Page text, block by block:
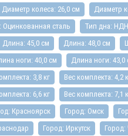
Диаметр колеса: 26,0 см Диаметр
Оцинкованная сталь Тип дна:
Длина: 45,0 см Длина: 48,0 см
ноги: 40,0 см Длина ноги: 43,0
3,8 кг Вес комплекта: 4,2
6,6 кг Вес комплекта: 7,1
Красноярск Город: Омск
Город: Иркутск Город: